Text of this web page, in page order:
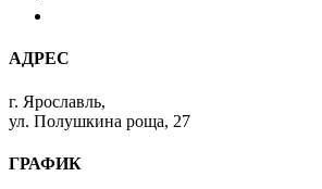
АДРЕС
г. Ярославль,
ул. Полушкина роща, 27
ГРАФИК